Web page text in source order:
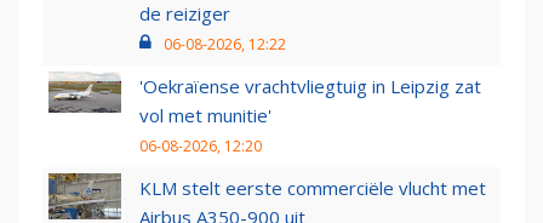
de reiziger
06-08-2026, 12:22
'Oekraïense vrachtvliegtuig in Leipzig zat
vol met munitie'
06-08-2026, 12:20
KLM stelt eerste commerciële vlucht met
Airbus A350-900 uit